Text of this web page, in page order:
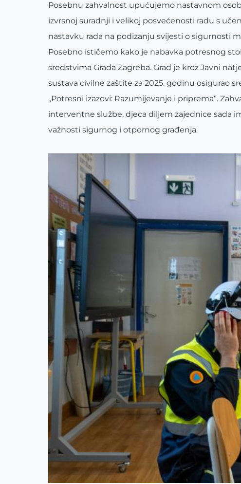
Posebnu zahvalnost upućujemo nastavnom
izvrsnoj suradnji i velikoj posvećenosti radu s
nastavku rada na podizanju svijesti o sigurnosti
Posebno ističemo kako je nabavka potresnog
sredstvima Grada Zagreba. Grad je kroz Javni
sustava civilne zaštite za 2025. godinu osigurao
„Potresni izazovi: Razumijevanje i priprema“.
interventne službe, djeca diljem zajednice sada
važnosti sigurnog i otpornog građenja.